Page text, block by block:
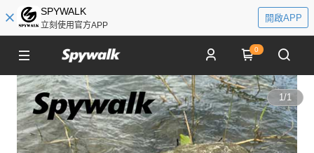
SPYWALK
立刻使用官方APP
開啟APP
0
1/1